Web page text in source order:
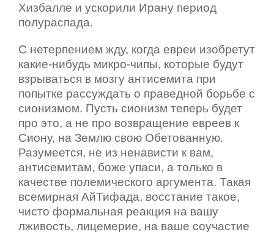
Хизбалле и ускорили Ирану период
полураспада.
С нетерпением жду, когда евреи изобретут
какие-нибудь микро-чипы, которые будут
взрываться в мозгу антисемита при
попытке рассуждать о праведной борьбе с
сионизмом. Пусть сионизм теперь будет
про это, а не про возвращение евреев к
Сиону, на Землю свою Обетованную.
Разумеется, не из ненависти к вам,
антисемитам, боже упаси, а только в
качестве полемического аргумента. Такая
всемирная АйТифада, восстание такое,
чисто формальная реакция на вашу
лживость, лицемерие, на ваше соучастие